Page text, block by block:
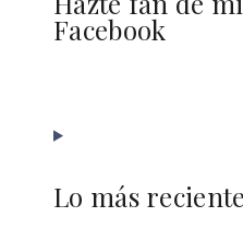
Facebook
Lo más reciente